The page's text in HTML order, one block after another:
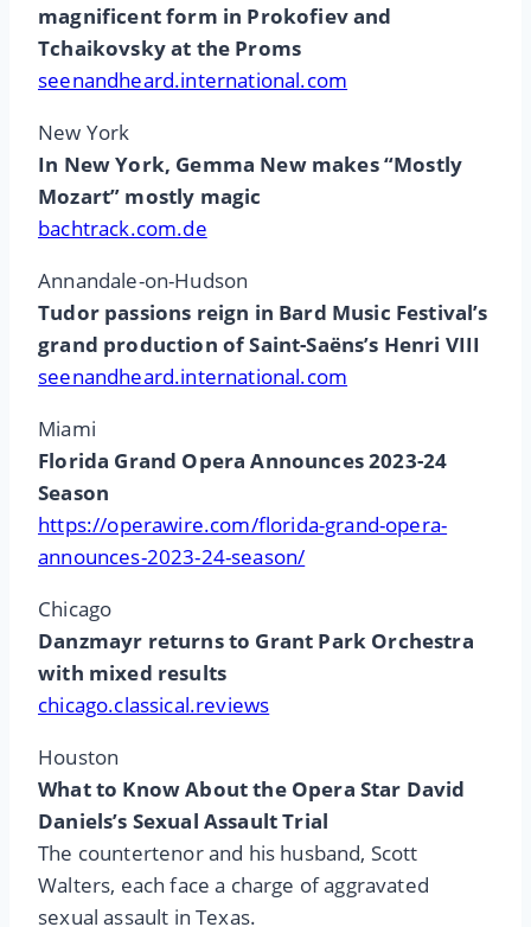
magnificent form in Prokofiev and
Tchaikovsky at the Proms
seenandheard.international.com
New York
In New York, Gemma New makes “Mostly
Mozart” mostly magic
bachtrack.com.de
Annandale-on-Hudson
Tudor passions reign in Bard Music Festival’s
grand production of Saint-Saëns’s Henri VIII
seenandheard.international.com
Miami
Florida Grand Opera Announces 2023-24
Season
https://operawire.com/florida-grand-opera-
announces-2023-24-season/
Chicago
Danzmayr returns to Grant Park Orchestra
with mixed results
chicago.classical.reviews
Houston
What to Know About the Opera Star David
Daniels’s Sexual Assault Trial
The countertenor and his husband, Scott
Walters, each face a charge of aggravated
sexual assault in Texas.